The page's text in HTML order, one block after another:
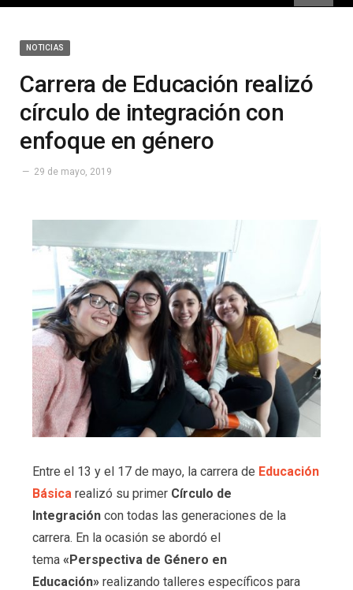
NOTICIAS
Carrera de Educación realizó
círculo de integración con
enfoque en género
29 de mayo, 2019
Entre el 13 y el 17 de mayo, la carrera de Educación
Básica realizó su primer Círculo de
Integracióncon todas las generaciones de la
carrera. En la ocasión se abordó el
tema «Perspectiva de Género en
Educación»realizando talleres específicos para